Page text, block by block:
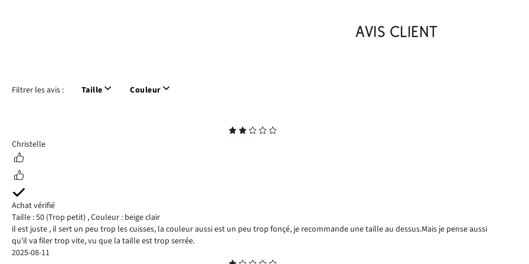
AVIS CLIENT
Filtrer les avis : Taille Couleur
2
Christelle
Achat vérifié
Taille : 50 (Trop petit) ,Couleur : beige clair
il est juste , il sert un peu trop les cuisses, la couleur aussi est un peu trop fonçé, je recommande une taille au dessus.Mais je pense aussi
qu'il va filer trop vite, vu que la taille est trop serrée.
2025-08-11